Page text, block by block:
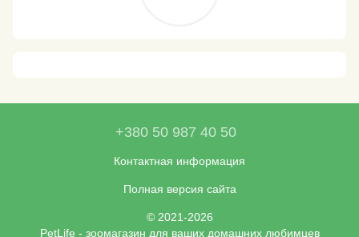
+380 50 987 40 50
Контактная информация
Полная версия сайта
© 2021-2026
PetLife - зоомагазин для ваших домашних любимцев